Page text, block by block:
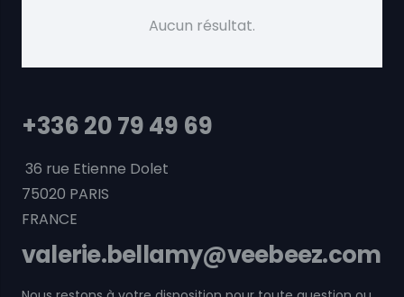
Aucun résultat.
+336 20 79 49 69
36 rue Etienne Dolet
75020 PARIS
FRANCE
valerie.bellamy@veebeez.com